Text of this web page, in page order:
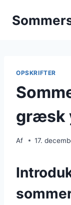
OPSKRIFTER
græsk
Af 17.